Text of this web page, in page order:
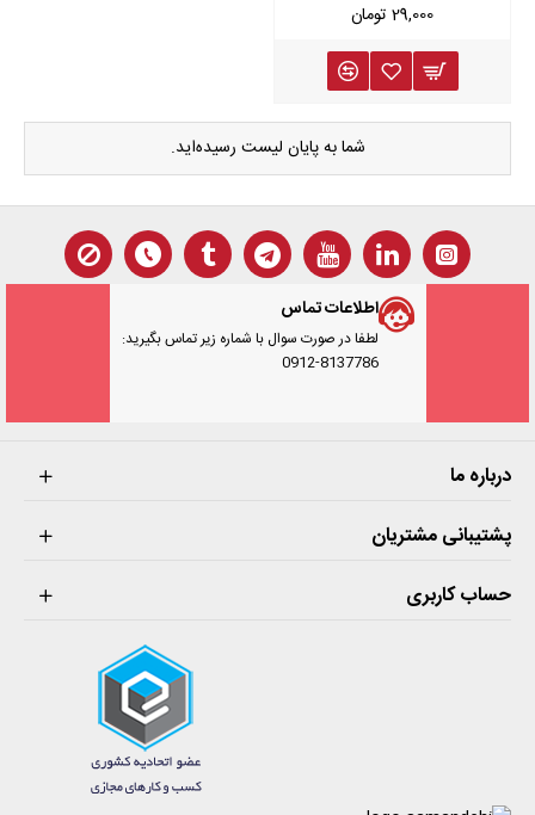
29,000 تومان
شما به پایان لیست رسیده‌اید.
اطلاعات تماس
لطفا در صورت سوال با شماره زیر تماس بگیرید:
0912-8137786
درباره ما
پشتیبانی مشتریان
حساب کاربری